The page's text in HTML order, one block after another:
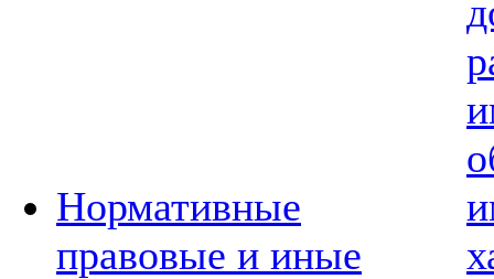
Нормативные
правовые и иные